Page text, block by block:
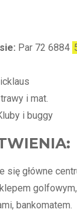
Par 72 6884
i mat.
i buggy
się główne
bankomatem.